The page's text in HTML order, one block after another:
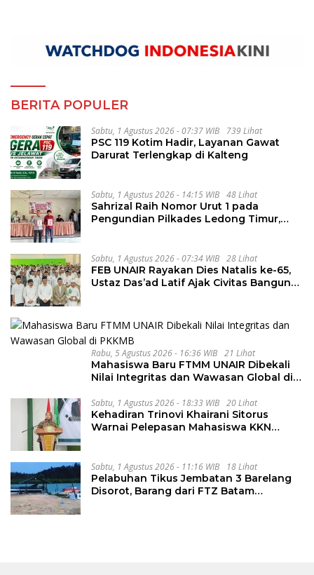
BERITA POPULER
Sabtu, 1 Agustus 2026 - 07:37 WIB 739 Lihat
PSC 119 Kotim Hadir, Layanan Gawat
Darurat Terlengkap di Kalteng
Sabtu, 1 Agustus 2026 - 14:15 WIB 48 Lihat
Sahrizal Raih Nomor Urut 1 pada
Pengundian Pilkades Ledong Timur,
Sabtu, 1 Agustus 2026 - 07:34 WIB 28 Lihat
FEB UNAIR Rayakan Dies Natalis ke-65,
Ustaz Das’ad Latif Ajak Civitas Bangun
Rabu, 5 Agustus 2026 - 16:36 WIB 21 Lihat
Mahasiswa Baru FTMM UNAIR Dibekali
Nilai Integritas dan Wawasan Global di
Sabtu, 1 Agustus 2026 - 18:33 WIB 20 Lihat
Kehadiran Trinovi Khairani Sitorus
Warnai Pelepasan Mahasiswa KKN
Sabtu, 1 Agustus 2026 - 11:16 WIB 18 Lihat
Pelabuhan Tikus Jembatan 3 Barelang
Disorot, Barang dari FTZ Batam